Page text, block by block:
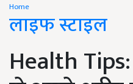
Home
लाइफ स्टाइल
Health